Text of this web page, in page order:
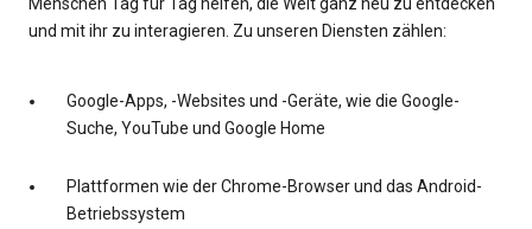
und mit ihr zu interagieren. Zu unseren Diensten zählen:
Google-Apps, -Websites und -Geräte, wie die Google-
Suche, YouTube und Google Home
Plattformen wie der Chrome-Browser und das Android-
Betriebssystem